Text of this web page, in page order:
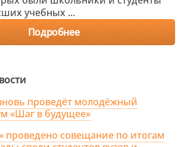
учебных ...
Подробнее
проведёт молодёжный
«Шаг в будущее»
проведено совещание по итогам